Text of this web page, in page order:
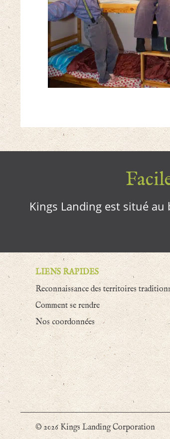
Kings Landing est situé au
LIENS RAPIDES
Reconnaissance des territoires
Comment se rendre
Nos coordonnées
© 2026 Kings Landing Corporation